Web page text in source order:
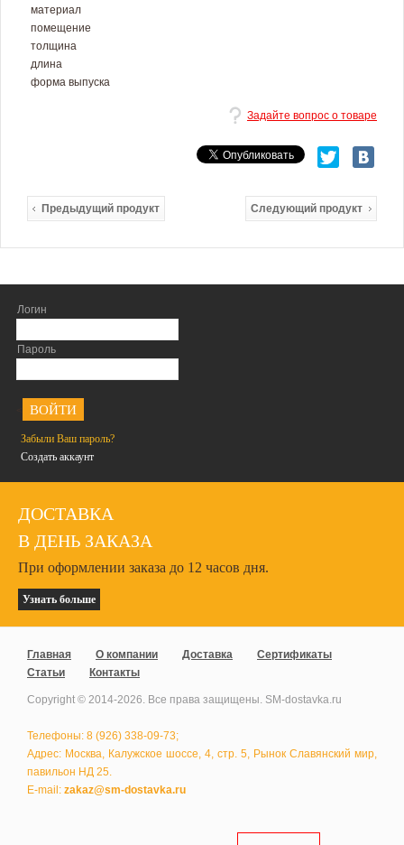
Логин
Пароль
Забыли Ваш пароль?
Создать аккаунт
ДОСТАВКА
В ДЕНЬ ЗАКАЗА
При оформлении заказа до 12 часов дня.
Узнать больше
материал
помещение
толщина
длина
форма выпуска
Задайте вопрос о товаре
Предыдущий продукт Следующий продукт
Главная О компании Доставка
Сертификаты
Статьи
Контакты
Copyright © 2014-2026. Все права защищены. SM-dostavka.ru
Телефоны: 8 (926) 338-09-73;
Адрес: Москва, Калужское шоссе, 4, стр. 5, Рынок Славянский мир,
павильон НД 25.
E-mail: zakaz@sm-dostavka.ru